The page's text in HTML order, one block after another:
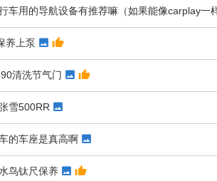
车用的导航设备有推荐嘛（如果能像carplay一
养上泵
清洗节气门
雪500RR
的车座是真高啊
鸟钛尺保养